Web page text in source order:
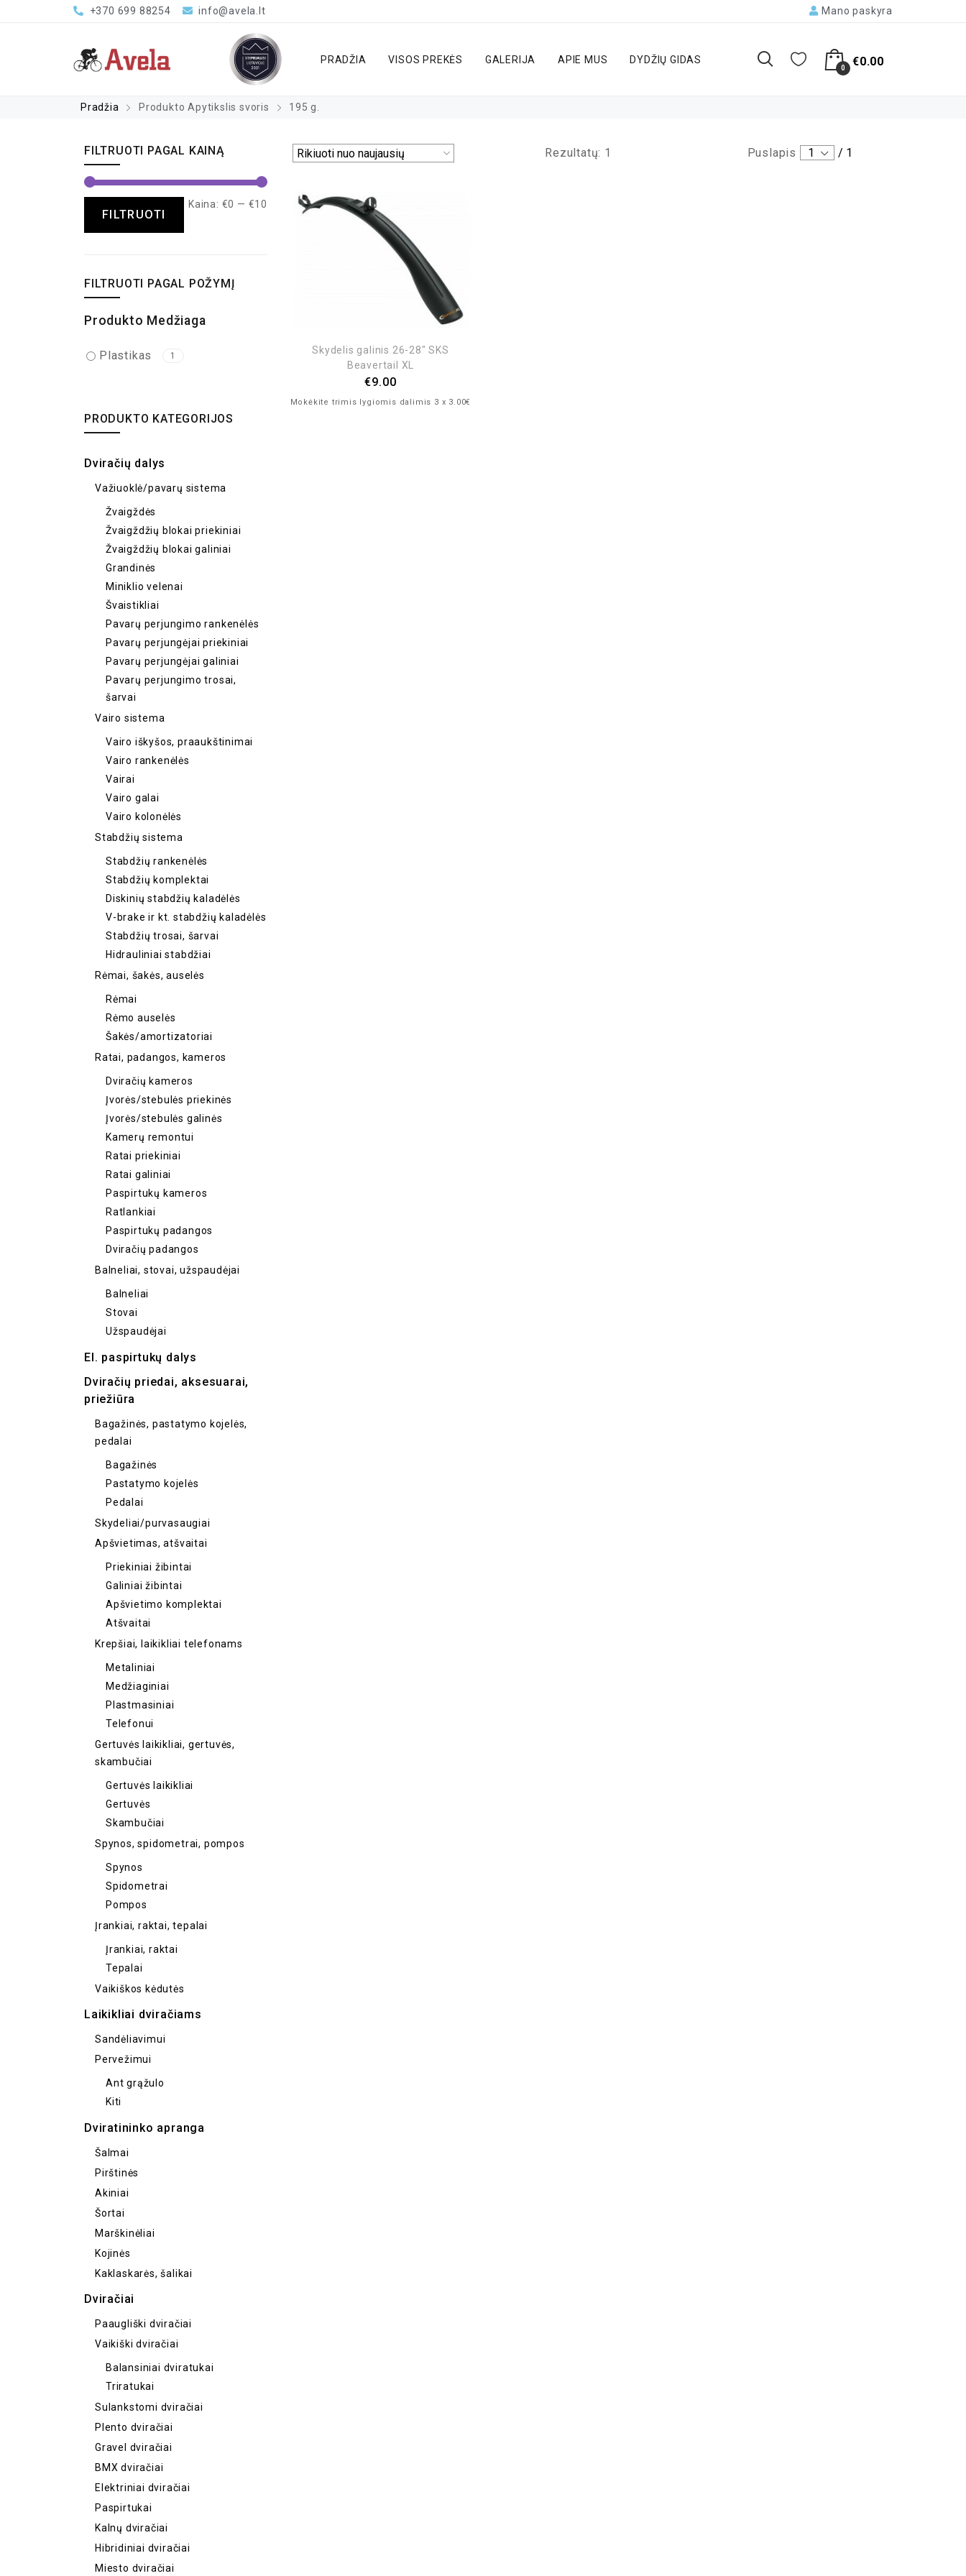
+370 699 88254 info@avela.lt Mano paskyra
PRADŽIA VISOS PREKĖS GALERIJA APIE MUS DYDŽIŲ GIDAS
0 €0.00
Pradžia Produkto Apytikslis svoris 195 g.
FILTRUOTI PAGAL KAINĄ
FILTRUOTI
Kaina: €0 — €10
FILTRUOTI PAGAL POŽYMĮ
Produkto Medžiaga
Plastikas 1
PRODUKTO KATEGORIJOS
Dviračių dalys
Važiuoklė/pavarų sistema
Žvaigždės
Žvaigždžių blokai priekiniai
Žvaigždžių blokai galiniai
Grandinės
Miniklio velenai
Švaistikliai
Pavarų perjungimo rankenėlės
Pavarų perjungėjai priekiniai
Pavarų perjungėjai galiniai
Pavarų perjungimo trosai,
šarvai
Vairo sistema
Vairo iškyšos, praaukštinimai
Vairo rankenėlės
Vairai
Vairo galai
Vairo kolonėlės
Stabdžių sistema
Stabdžių rankenėlės
Stabdžių komplektai
Diskinių stabdžių kaladėlės
V-brake ir kt. stabdžių kaladėlės
Stabdžių trosai, šarvai
Hidrauliniai stabdžiai
Rėmai, šakės, auselės
Rėmai
Rėmo auselės
Šakės/amortizatoriai
Ratai, padangos, kameros
Dviračių kameros
Įvorės/stebulės priekinės
Įvorės/stebulės galinės
Kamerų remontui
Ratai priekiniai
Ratai galiniai
Paspirtukų kameros
Ratlankiai
Paspirtukų padangos
Dviračių padangos
Balneliai, stovai, užspaudėjai
Balneliai
Stovai
Užspaudėjai
El. paspirtukų dalys
Dviračių priedai, aksesuarai,
priežiūra
Bagažinės, pastatymo kojelės,
pedalai
Bagažinės
Pastatymo kojelės
Pedalai
Skydeliai/purvasaugiai
Apšvietimas, atšvaitai
Priekiniai žibintai
Galiniai žibintai
Apšvietimo komplektai
Atšvaitai
Krepšiai, laikikliai telefonams
Metaliniai
Medžiaginiai
Plastmasiniai
Telefonui
Gertuvės laikikliai, gertuvės,
skambučiai
Gertuvės laikikliai
Gertuvės
Skambučiai
Spynos, spidometrai, pompos
Spynos
Spidometrai
Pompos
Įrankiai, raktai, tepalai
Įrankiai, raktai
Tepalai
Vaikiškos kėdutės
Laikikliai dviračiams
Sandėliavimui
Pervežimui
Ant grąžulo
Kiti
Dviratininko apranga
Šalmai
Pirštinės
Akiniai
Šortai
Marškinėliai
Kojinės
Kaklaskarės, šalikai
Dviračiai
Paaugliški dviračiai
Vaikiški dviračiai
Balansiniai dviratukai
Triratukai
Sulankstomi dviračiai
Plento dviračiai
Gravel dviračiai
BMX dviračiai
Elektriniai dviračiai
Paspirtukai
Kalnų dviračiai
Hibridiniai dviračiai
Miesto dviračiai
Rezultatų: 1 Puslapis 1 / 1
Skydelis galinis 26-28″ SKS
Beavertail XL
€9.00
Mokėkite trimis lygiomis dalimis 3 x 3.00€